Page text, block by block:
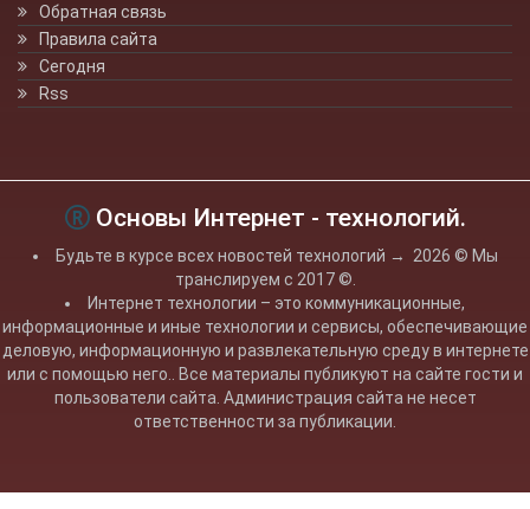
Обратная связь
Правила сайта
Сегодня
Rss
Основы Интернет - технологий.
Будьте в курсе всех новостей технологий → 2026 © Мы
транслируем с 2017 ©.
Интернет технологии – это коммуникационные,
информационные и иные технологии и сервисы, обеспечивающие
деловую, информационную и развлекательную среду в интернете
или с помощью него.. Все материалы публикуют на сайте гости и
пользователи сайта. Администрация сайта не несет
ответственности за публикации.